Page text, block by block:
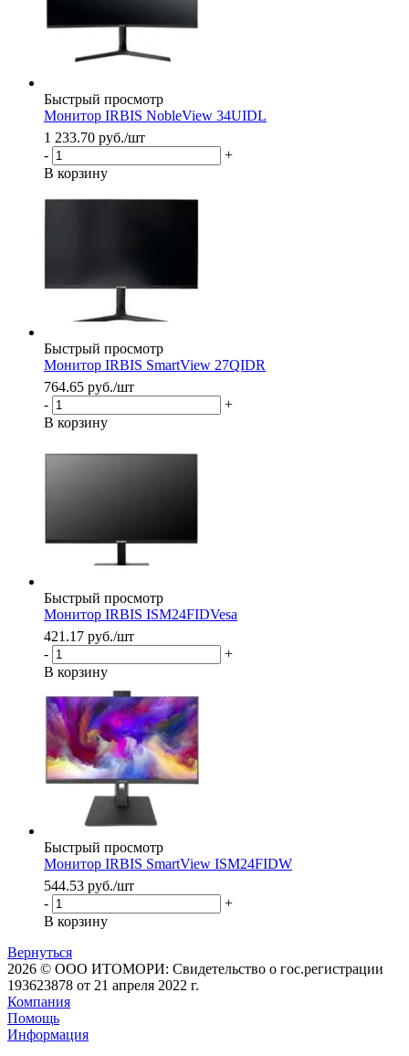
Быстрый просмотр
Монитор IRBIS NobleView 34UIDL
1 233.70 руб./шт
-
+
В корзину
Быстрый просмотр
Монитор IRBIS SmartView 27QIDR
764.65 руб./шт
-
+
В корзину
Быстрый просмотр
Монитор IRBIS ISM24FIDVesa
421.17 руб./шт
-
+
В корзину
Быстрый просмотр
Монитор IRBIS SmartView ISM24FIDW
544.53 руб./шт
-
+
В корзину
Вернуться
2026 © ООО ИТОМОРИ: Свидетельство о гос.регистрации
193623878 от 21 апреля 2022 г.
Компания
Помощь
Информация